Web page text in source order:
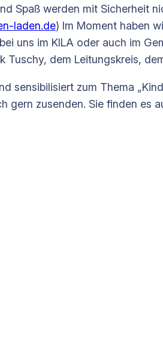
Spaß werden mit Sicherheit
laden.de) Im Moment haben
uns im KILA oder auch im
Tuschy, dem Leitungskreis,
sensibilisiert zum Thema
gern zusenden. Sie finden es